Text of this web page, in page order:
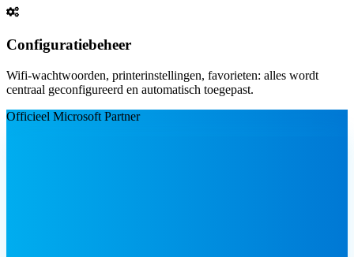
Configuratiebeheer
Wifi-wachtwoorden, printerinstellingen, favorieten: alles wordt
centraal geconfigureerd en automatisch toegepast.
Officieel Microsoft Partner